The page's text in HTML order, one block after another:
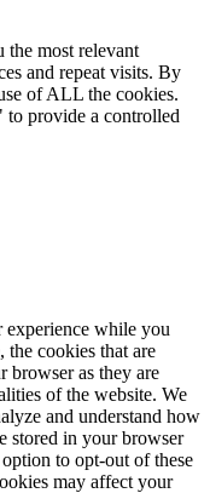
the most relevant
and repeat visits. By
of ALL the cookies.
provide a controlled
experience while you
the cookies that are
browser as they are
of the website. We
and understand how
stored in your browser
to opt-out of these
may affect your